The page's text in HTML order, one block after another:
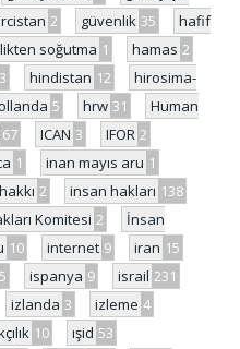
2 güvenlik 35
hafif
soğutma 1 hamas 2
3 hindistan 12
hirosima-
5 hrw 31
Human
67 ICAN 3 IFOR 2
1 inan mayıs aru 1
2 insan hakları 138
Komitesi 2
İnsan
10 internet 9 iran 15
5 ispanya 9 israil 231
izlanda 3 izleme 4
10 ışid 53